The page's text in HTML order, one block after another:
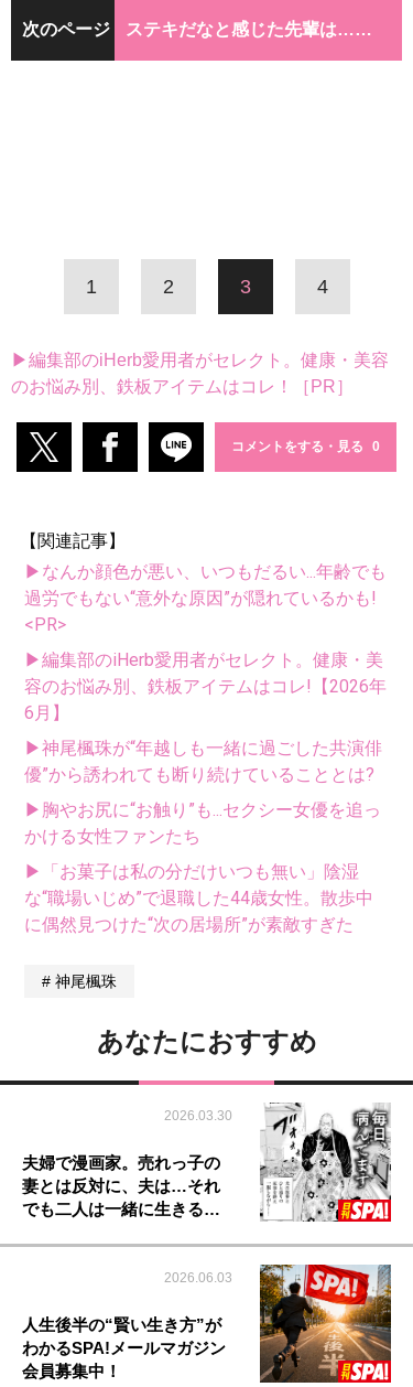
次のページ ステキだなと感じた先輩は……
1 2 3 4
▶編集部のiHerb愛用者がセレクト。健康・美容
のお悩み別、鉄板アイテムはコレ！［PR］
コメントをする・見る
【関連記事】
▶なんか顔色が悪い、いつもだるい...年齢でも
過労でもない“意外な原因”が隠れているかも!
<PR>
▶編集部のiHerb愛用者がセレクト。健康・美
容のお悩み別、鉄板アイテムはコレ!【2026年
6月】
▶神尾楓珠が“年越しも一緒に過ごした共演俳
優”から誘われても断り続けていることとは?
▶胸やお尻に“お触り”も...セクシー女優を追っ
かける女性ファンたち
▶「お菓子は私の分だけいつも無い」陰湿
な“職場いじめ”で退職した44歳女性。散歩中
に偶然見つけた“次の居場所”が素敵すぎた
神尾楓珠
あなたにおすすめ
2026.03.30
夫婦で漫画家。売れっ子の
妻とは反対に、夫は…それ
でも二人は一緒に生きる…
2026.06.03
人生後半の“賢い生き方”が
わかるSPA!メールマガジン
会員募集中！